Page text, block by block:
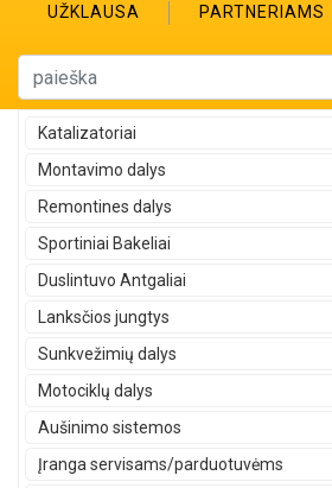
UŽKLAUSA PARTNERIAMS
Katalizatoriai
Montavimo dalys
Remontines dalys
Sportiniai Bakeliai
Duslintuvo Antgaliai
Lanksčios jungtys
Sunkvežimių dalys
Motociklų dalys
Aušinimo sistemos
Įranga servisams/parduotuvėms